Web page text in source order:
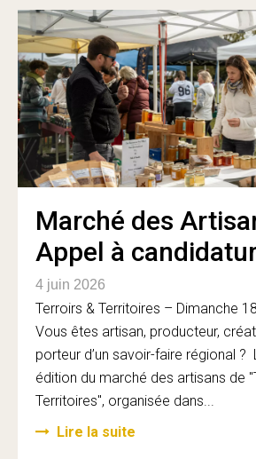
Marché des
Appel à
4 juin 2026
Terroirs & Territoires – Dimanche
Vous êtes artisan, producteur,
porteur d’un savoir-faire régional ?
édition du marché des artisans de
Territoires", organisée dans...
Lire la suite